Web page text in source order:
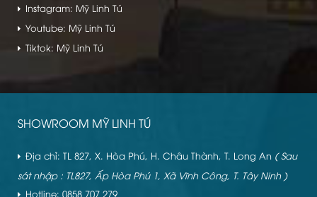
Instagram: Mỹ Linh Tú
Youtube: Mỹ Linh Tú
Tiktok: Mỹ Linh Tú
SHOWROOM MỸ LINH TÚ
Địa chỉ: TL 827, X. Hòa Phú, H. Châu Thành, T. Long An ( Sau
sát nhập : TL827, Ấp Hòa Phú 1, Xã Vĩnh Công, T. Tây Ninh )
Hotline: 0858 707 279